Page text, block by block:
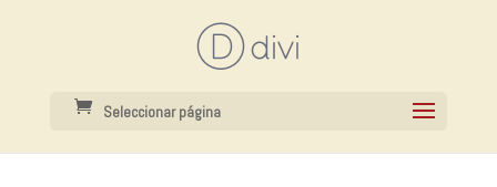
Seleccionar página